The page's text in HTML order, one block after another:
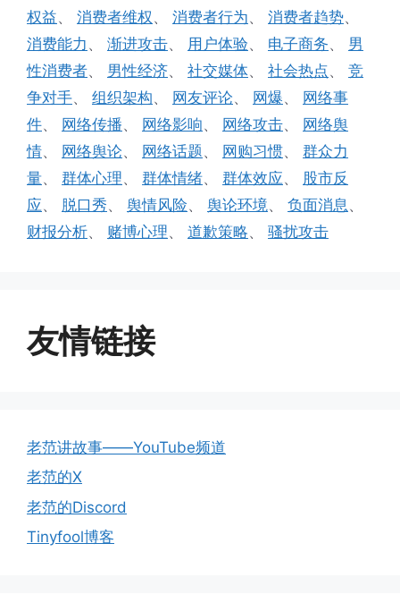
权益、 消费者维权 、 消费者行为、 消费者趋势、
消费能力 、 渐进攻击、 用户体验、 电子商务、 男
性消费者、 男性经济、 社交媒体、 社会热点、 竞
争对手、 组织架构、 网友评论、 网爆、 网络事
件、 网络传播、 网络影响、 网络攻击、 网络舆
情、 网络舆论、 网络话题、 网购习惯、 群众力
量、 群体心理、 群体情绪、 群体效应、 股市反
应、 脱口秀、 舆情风险、 舆论环境、 负面消息 、
财报分析、 赌博心理、 道歉策略、 骚扰攻击
友情链接
老范讲故事——YouTube频道
老范的X
老范的Discord
Tinyfool博客